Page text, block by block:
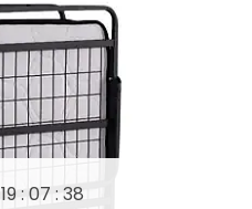
19 : 07 : 37